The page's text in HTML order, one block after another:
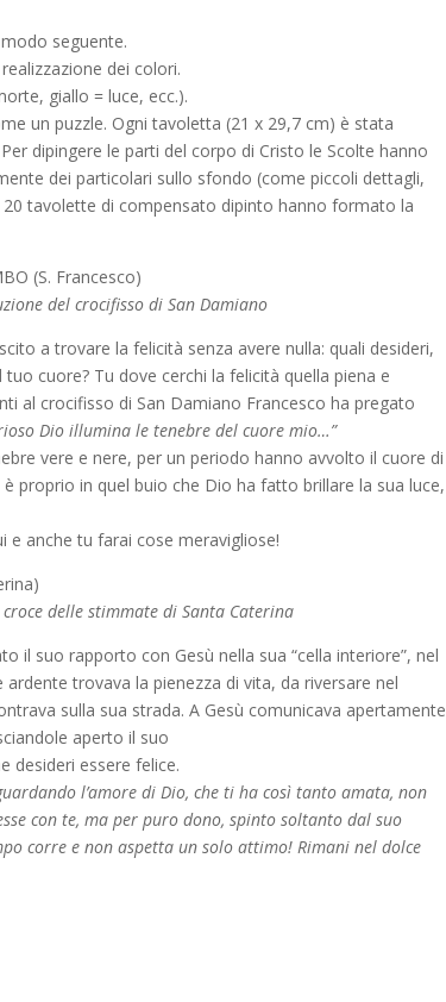
seguente.
dei colori.
giallo = luce, ecc.).
un puzzle. Ogni tavoletta (21 x 29,7 cm) è stata
dipingere le parti del corpo di Cristo le Scolte hanno
dei particolari sullo sfondo (come piccoli dettagli,
tavolette di compensato dipinto hanno formato la
(S. Francesco)
del crocifisso di San Damiano
a trovare la felicità senza avere nulla: quali desideri,
tuo cuore? Tu dove cerchi la felicità quella piena e
al crocifisso di San Damiano Francesco ha pregato
Dio illumina le tenebre del cuore mio…”
vere e nere, per un periodo hanno avvolto il cuore di
proprio in quel buio che Dio ha fatto brillare la sua luce,
anche tu farai cose meravigliose!
delle stimmate di Santa Caterina
il suo rapporto con Gesù nella sua “cella interiore”, nel
ardente trovava la pienezza di vita, da riversare nel
sulla sua strada. A Gesù comunicava apertamente
aperto il suo
desideri essere felice.
l’amore di Dio, che ti ha così tanto amata, non
con te, ma per puro dono, spinto soltanto dal suo
corre e non aspetta un solo attimo! Rimani nel dolce